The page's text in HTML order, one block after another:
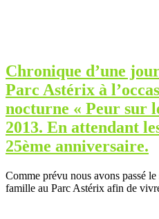
Chronique d’une
Parc Astérix à
nocturne « Peur sur
2013. En attendant
25ème anniversaire.
Comme prévu nous avons passé
famille au Parc Astérix afin de